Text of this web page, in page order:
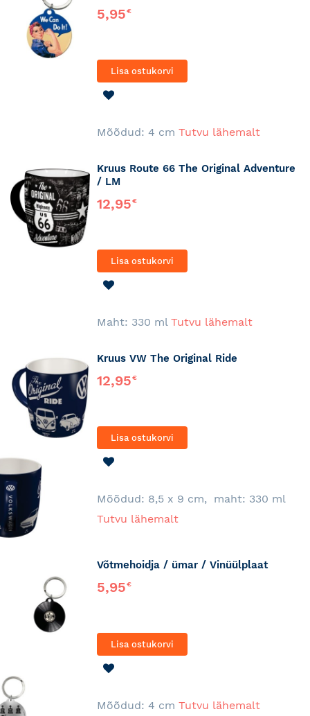
5,95€
Lisa ostukorvi
Mõõdud: 4 cm Tutvu lähemalt
Kruus Route 66 The Original Adventure
/ LM
12,95€
Lisa ostukorvi
Maht: 330 ml Tutvu lähemalt
Kruus VW The Original Ride
12,95€
Lisa ostukorvi
Mõõdud: 8,5 x 9 cm, maht: 330 ml
Tutvu lähemalt
Võtmehoidja / ümar / Vinüülplaat
5,95€
Lisa ostukorvi
Mõõdud: 4 cm Tutvu lähemalt